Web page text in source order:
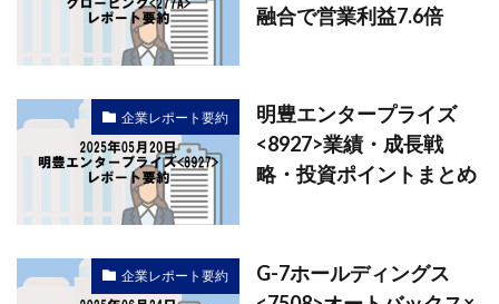
融合で営業利益7.6倍
企業レポート要約
明豊エンタープライズ
<8927>業績・成長戦
略・投資ポイントまとめ
企業レポート要約
G-7ホールディングス